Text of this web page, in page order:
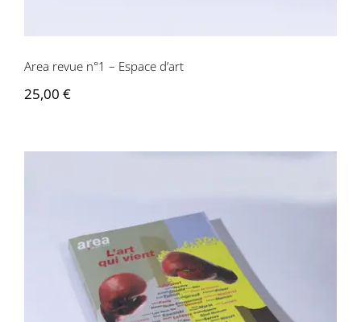
Area revue n°1 – Espace d’art
25,00 €
Area revue n°35 – L’art qui vient